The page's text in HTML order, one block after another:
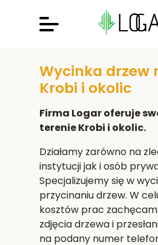
Wycinka drzew
Krobi i okolic
Firma Logar oferuje
terenie Krobi i okolic.
Działamy zarówno na
instytucji jak i osób
Specjalizujemy się w
przycinaniu drzew. W
kosztów prac
zdjęcia drzewa i
na podany numer